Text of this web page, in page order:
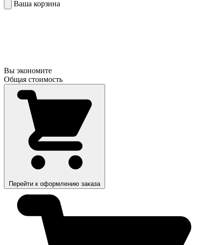
Ваша корзина
Вы экономите
Общая стоимость
Перейти к оформлению заказа